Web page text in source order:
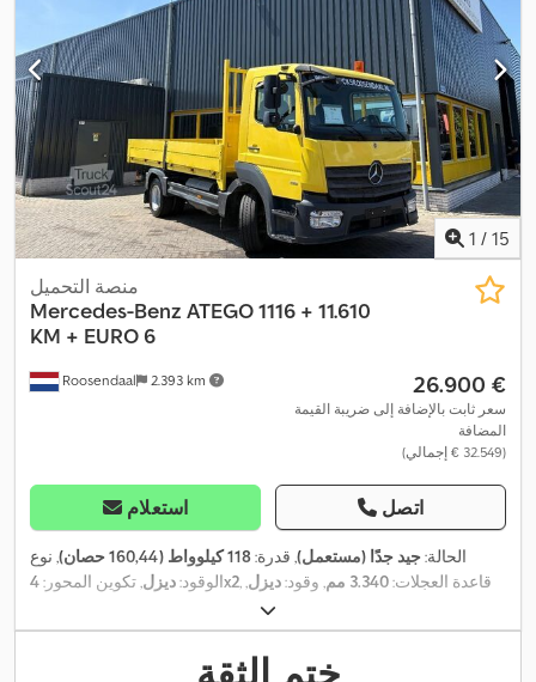
1 / 15
Roosendaal 2.393 km
منصة التحميل
Mercedes-Benz ATEGO 1116 + 11.610
KM + EURO 6
‏26.900 €
سعر ثابت بالإضافة إلى ضريبة القيمة
المضافة
(‏32.549 € إجمالي)
استعلام اتصل
الحالة:جيد جدًا (مستعمل), قدرة:118 كيلوواط (160,44 حصان)
, نوع
الوقود:ديزل, تكوين المحور: 4x2 , قاعدة العجلات:3.340 مم , وقود:ديزل,
كابينة نهارية
الانبعاثات:يورو 6 , طول مساحة التحميل:4.430 مم
, عرض مساحة
, ارتفاع مساحة التحميل: